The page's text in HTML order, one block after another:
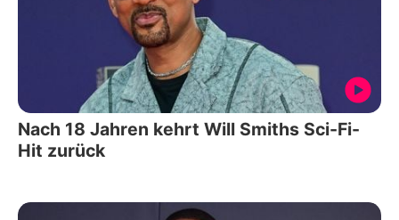
Nach 18 Jahren kehrt Will Smiths Sci-Fi-
Hit zurück